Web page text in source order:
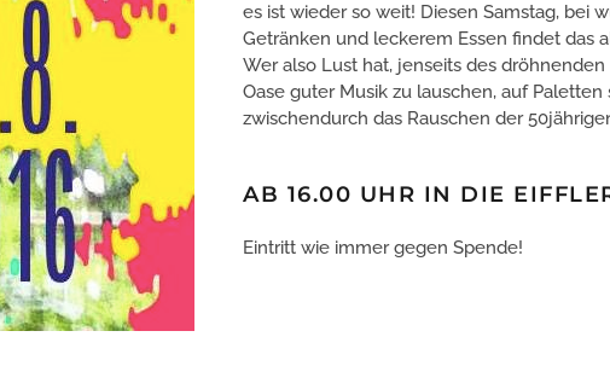
es ist wieder so weit! Diesen Samstag, bei
Getränken und leckerem Essen findet das
Wer also Lust hat, jenseits des
Oase guter Musik zu lauschen, auf
zwischendurch das Rauschen der
AB 16.00 UHR IN DIE
Eintritt wie immer gegen Spende!